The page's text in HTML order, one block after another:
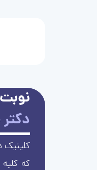
کلینیک
که